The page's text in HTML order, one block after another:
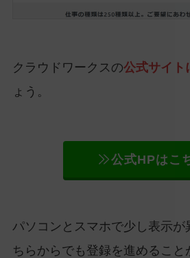
クラウドワークスの公式サイト
ょう。
公式HPはこ
パソコンとスマホで少し表示が
ちらからでも登録を進めること